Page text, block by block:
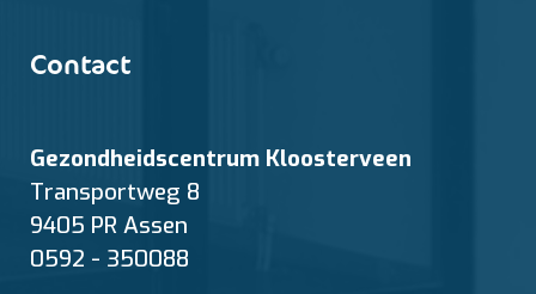
Contact
Gezondheidscentrum Kloosterveen
Transportweg 8
9405 PR Assen
0592 - 350088